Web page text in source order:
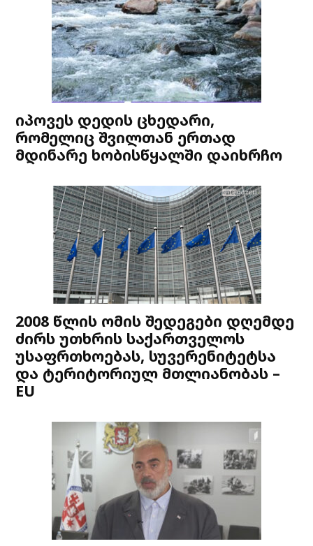
იპოვეს დედის ცხედარი,
რომელიც შვილთან ერთად
მდინარე ხობისწყალში დაიხრჩო
2008 წლის ომის შედეგები დღემდე
ძირს უთხრის საქართველოს
უსაფრთხოებას, სუვერენიტეტსა
და ტერიტორიულ მთლიანობას –
EU